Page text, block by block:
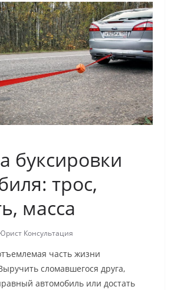
буксировки
трос,
масса
Консультация
часть жизни
сломавшегося друга,
автомобиль или достать